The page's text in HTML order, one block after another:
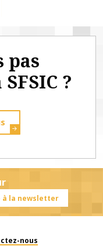
pas
?
à la newsletter
nous